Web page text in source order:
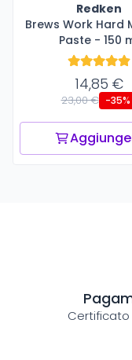
Redken
Brews Work Hard
Paste - 150
14,85 €
23,00 € -35%
Certificato